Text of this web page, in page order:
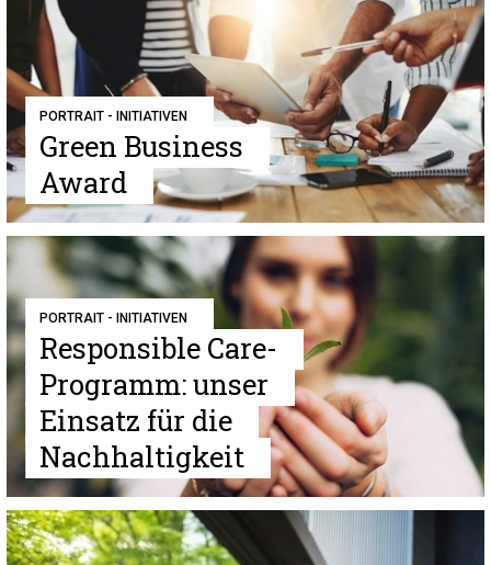
PORTRAIT - INITIATIVEN
Green Business
Award
PORTRAIT - INITIATIVEN
Responsible Care-
Programm: unser
Einsatz für die
Nachhaltigkeit